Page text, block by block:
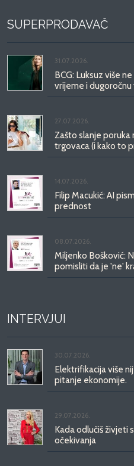
SUPERPRODAVAČ
31.07.2026.
BCG: Luksuz više
vrijeme i
27.07.2026.
Zašto slanje
trgovaca (i kako to
14.07.2026.
Filip Macukić: AI
prednost
08.07.2026.
Miljenko Bošković:
pomisliti da je 'ne'
INTERVJUI
30.07.2026.
Elektrifikacija više
pitanje ekonomije.
29.07.2026.
Kada odlučiš živjeti
očekivanja